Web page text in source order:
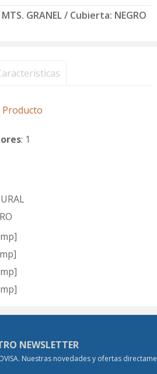
GRANEL / Cubierta: NEGRO
Producto
: 1
NEWSLETTER
Nuestras novedades y ofertas